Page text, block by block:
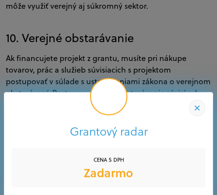
môže využiť verejný aj súkromný sektor.
10. Verejné obstarávanie
Ak financujete projekt z grantu, musíte pri nákupe
tovarov, prác a služieb súvisiacich s projektom
postupovať v súlade s ustanoveniami zákona o verejnom
obstarávaní. Postup verejného obstarávania závisí od
hodnoty zákazky. Postupy verejného obstarávania sa
neuplatňujú napríklad pri zmluvných vzťahoch
uzavretých na základe zákonníka práce a pri prenájmoch
našom videoslovníku
Grantový radar
CENA S DPH
Zadarmo